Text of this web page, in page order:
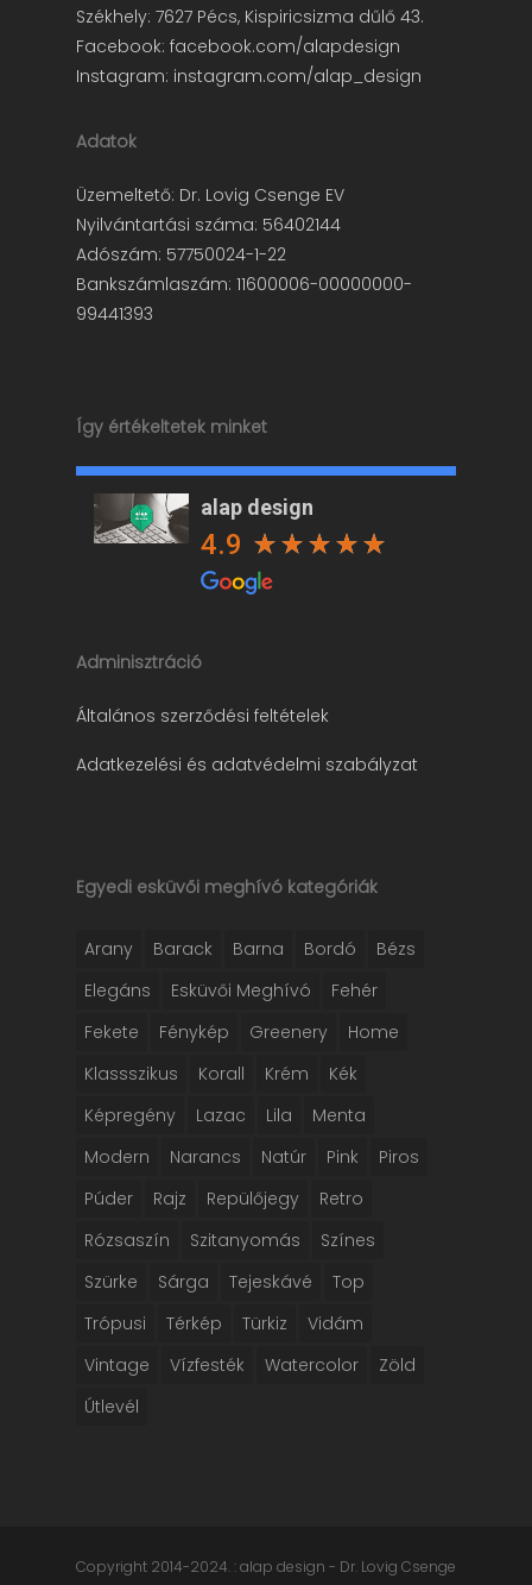
Székhely: 7627 Pécs, Kispiricsizma dűlő 43.
Facebook: facebook.com/alapdesign
Instagram: instagram.com/alap_design
Adatok
Üzemeltető: Dr. Lovig Csenge EV
Nyilvántartási száma: 56402144
Adószám: 57750024-1-22
Bankszámlaszám: 11600006-00000000-
99441393
Így értékeltetek minket
alap design
4.9
Adminisztráció
Általános szerződési feltételek
Adatkezelési és adatvédelmi szabályzat
Egyedi esküvői meghívó kategóriák
Arany Barack Barna Bordó
Bézs
Elegáns
Esküvői Meghívó
Fehér
Fekete
Fénykép Greenery
Home
Klassszikus
Korall Krém
Kék
Képregény
Lazac Lila
Menta
Modern
Narancs Natúr Pink
Piros
Púder
Rajz Repülőjegy
Retro
Rózsaszín
Szitanyomás
Színes
Szürke
Sárga Tejeskávé
Top
Trópusi
Térkép Türkiz
Vidám
Vintage
Vízfesték Watercolor
Zöld
Útlevél
Copyright 2014-2024. : alap design - Dr. Lovig Csenge